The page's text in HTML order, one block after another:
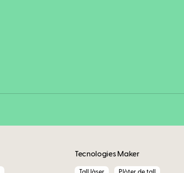
Tecnologies Maker